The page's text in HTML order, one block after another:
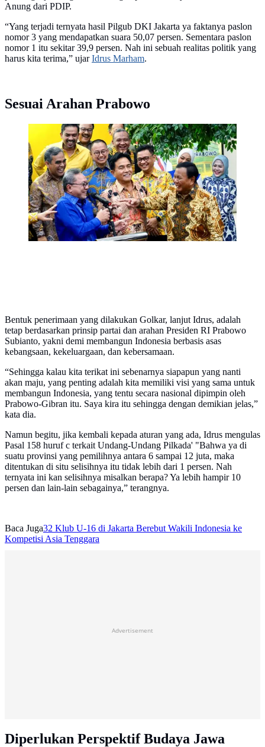
Anung dari PDIP.
“Yang terjadi ternyata hasil Pilgub DKI Jakarta ya faktanya paslon
nomor 3 yang mendapatkan suara 50,07 persen. Sementara paslon
nomor 1 itu sekitar 39,9 persen. Nah ini sebuah realitas politik yang
harus kita terima,” ujarIdrus Marham.
Sesuai Arahan Prabowo
Bacapres sekaligus Ketum Gerindra Prabowo Subianto
tertawa saat Ketum PAN Zulkifli Hasan (Zulhas)
berkelakar tentang 12 fokus kebijakan yang baru saja
dibahas bersama para petinggi parpol Koalisi Indonesia
Maju (KIM) di Kantor DPP Partai Golkar. (Foto:
Istimewa)
Bentuk penerimaan yang dilakukan Golkar, lanjut Idrus, adalah
tetap berdasarkan prinsip partai dan arahan Presiden RI Prabowo
Subianto, yakni demi membangun Indonesia berbasis asas
kebangsaan, kekeluargaan, dan kebersamaan.
“Sehingga kalau kita terikat ini sebenarnya siapapun yang nanti
akan maju, yang penting adalah kita memiliki visi yang sama untuk
membangun Indonesia, yang tentu secara nasional dipimpin oleh
Prabowo-Gibran itu. Saya kira itu sehingga dengan demikian jelas,”
kata dia.
Namun begitu, jika kembali kepada aturan yang ada, Idrus mengulas
Pasal 158 huruf c terkait Undang-Undang Pilkada' "Bahwa ya di
suatu provinsi yang pemilihnya antara 6 sampai 12 juta, maka
ditentukan di situ selisihnya itu tidak lebih dari 1 persen. Nah
ternyata ini kan selisihnya misalkan berapa? Ya lebih hampir 10
persen dan lain-lain sebagainya,” terangnya.
Baca Juga32 Klub U-16 di Jakarta Berebut Wakili Indonesia ke
Kompetisi Asia Tenggara
Advertisement
Diperlukan Perspektif Budaya Jawa